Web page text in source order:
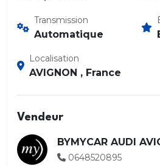
Transmission
Automatique
Localisation
AVIGNON , France
Vendeur
BYMYCAR AUDI
0648520895